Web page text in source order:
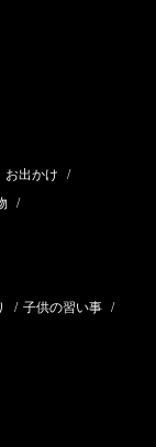
お出かけ /
/
/ 子供の習い事 /